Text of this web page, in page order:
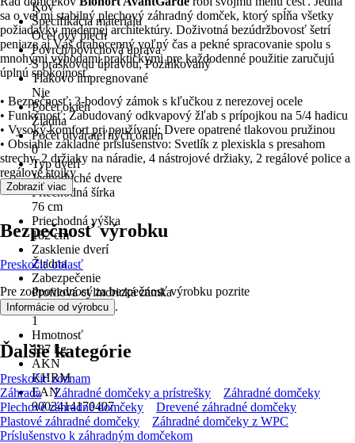
Kov
Špecifikácia materiálu
Oceľový plech
Povrch/povrchová úprava
S práškovou úpravou, Pozinkovaný
Tlakovo impregnované
Nie
Počet okien
Žiadna
Počet otvárateľných okien
0
Typ dverí
Jednoduché dvere
Priechodná šírka
76 cm
Priechodná výška
182 cm
Zasklenie dverí
Žiadna
Zabezpečenie
Profilová cylindrická zámka
Počet miestností
1
Hmotnosť
187 kg
AKN
KHRM
EAN
9003414170407
sa o veľmi stabilný plechový záhradný domček, ktorý spĺňa všetky
požiadavky modernej architektúry. Doživotná bezúdržbovosť šetrí
peniaze aj Váš drahocenný voľný čas a pekné spracovanie spolu s
mnohými výhodami praktickými pre každodenné použitie zaručujú
úplnú spokojnosť.
• Bezpečnosť: 3-bodový zámok s kľučkou z nerezovej ocele
• Funkčnosť: Zabudovaný odkvapový žľab s prípojkou na 5/4 hadicu
• Vysoký komfort pri používaní: Dvere opatrené tlakovou pružinou
• Obsiahle základné príslušenstvo: Svetlík z plexiskla s presahom
strechy, 2 držiaky na náradie, 4 nástrojové držiaky, 2 regálové police a
regálové stojky
Zobraziť viac
Bezpečnosť výrobku
Preskočiť oblasť
Pre zodpovednosť za bezpečnosť výrobku pozrite
Informácie od výrobcu .
Ďalšie kategórie
Preskočiť zoznam
Záhrada
Záhradné domčeky a prístrešky
Záhradné domčeky
Plechové záhradné domčeky
Drevené záhradné domčeky
Plastové záhradné domčeky
Záhradné domčeky z WPC
Príslušenstvo k záhradným domčekom